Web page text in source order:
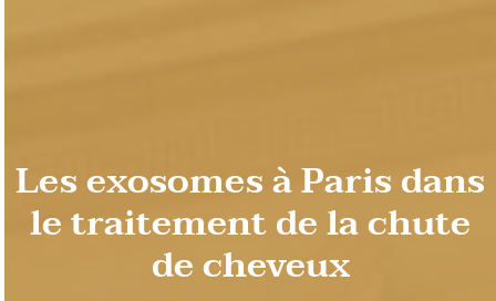
Les exosomes à Paris dans
le traitement de la chute
de cheveux